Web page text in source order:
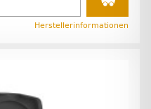
Herstellerinformationen